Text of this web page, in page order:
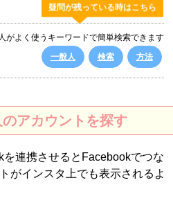
疑問が残っている時はこちら
がよく使うキーワードで簡単検索できます
一般人
検索 方法
アカウントを探す
連携させるとFacebookでつな
がインスタ上でも表示されるよ